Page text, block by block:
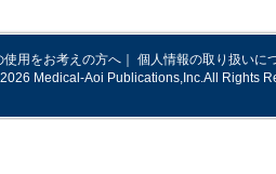
使用をお考えの方へ ｜ 個人情報の取り扱いに
Medical-Aoi Publications,Inc.All Rights